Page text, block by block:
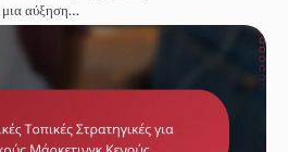
μια αύξηση…